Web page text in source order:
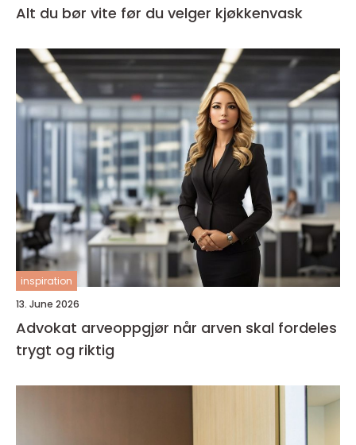
Alt du bør vite før du velger kjøkkenvask
inspiration
13. June 2026
Advokat arveoppgjør når arven skal fordeles
trygt og riktig